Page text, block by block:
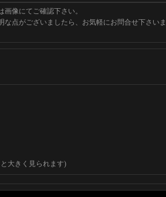
画像にてご確認下さい。
な点がございましたら、お気軽にお問合せ下さいま
大きく見られます)